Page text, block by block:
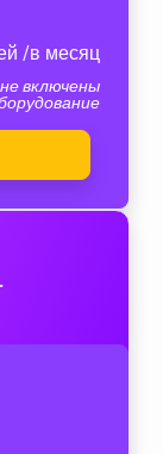
/в месяц
включены